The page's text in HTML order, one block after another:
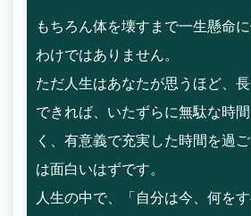
もちろん体を壊すまで一生懸命
わけではありません。
ただ人生はあなたが思うほど、長
できれば、いたずらに無駄な時
く、有意義で充実した時間を過
は面白いはずです。
人生の中で、「自分は今、何を